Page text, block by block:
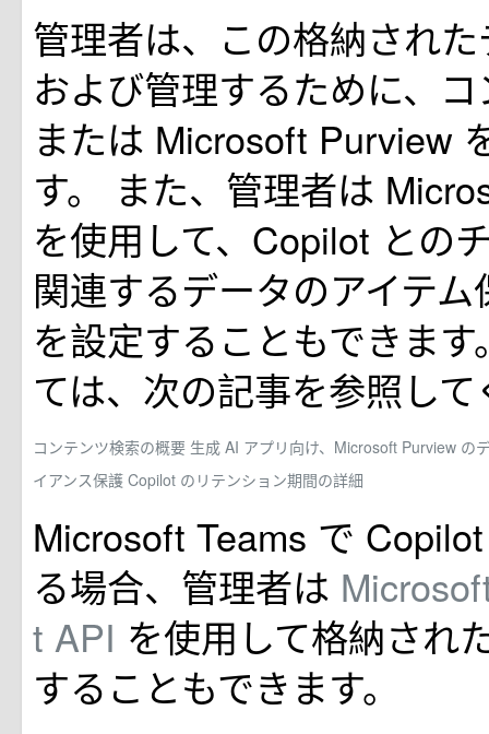
管理者は、この格納され
および管理するために、
または Microsoft Purview
す。 また、管理者は
を使用して、Copilot との
関連するデータのアイテ
を設定することもできま
ては、次の記事を参照し
コンテンツ検索の概要 生成 AI アプリ向け、Microsoft Purview の
イアンス保護 Copilot のリテンション期間の詳細
Microsoft Teams で
る場合、管理者は
t API を使用して格納され
することもできます。